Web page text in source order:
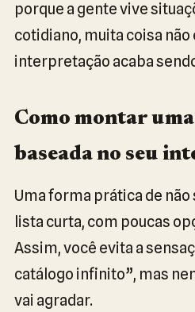
porque a gente vive
cotidiano, muita coisa não
interpretação acaba
Como montar
baseada no seu
Uma forma prática de
lista curta, com poucas
Assim, você evita a
catálogo infinito”, mas
vai agradar.